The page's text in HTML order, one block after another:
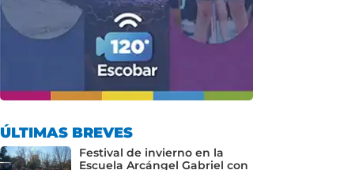
ÚLTIMAS BREVES
Festival de invierno en la
Escuela Arcángel Gabriel con